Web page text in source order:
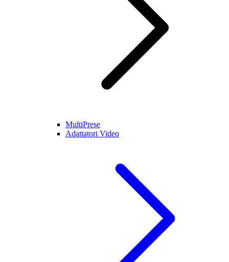
MultiPrese
Adattatori Video